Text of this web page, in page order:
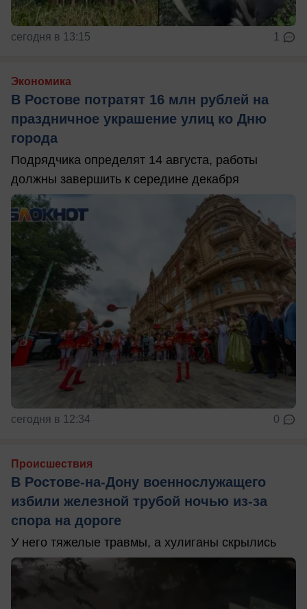
сегодня в 13:15 1
Экономика
В Ростове потратят 16 млн рублей на
праздничное украшение улиц ко Дню
города
Подрядчика определят 14 августа, работы
должны завершить к середине декабря
сегодня в 12:34 0
Происшествия
В Ростове-на-Дону военнослужащего
избили железной трубой ночью из-за
спора на дороге
У него тяжелые травмы, а хулиганы скрылись